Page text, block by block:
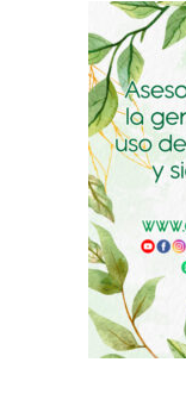
options
may
be
chosen
on
the
product
page